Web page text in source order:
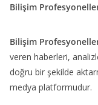
Bilişim
Bilişim
veren haberleri,
doğru bir şekilde
medya platformudur.